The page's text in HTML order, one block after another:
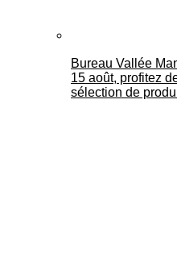
Bureau Vallée
15 août, profitez
sélection de